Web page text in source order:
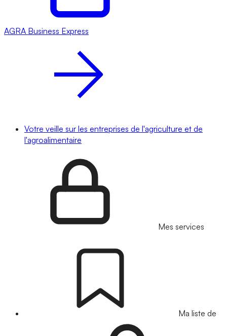
AGRA Business Express
Votre veille sur les entreprises de l'agriculture et de
l'agroalimentaire
Mes services
Ma liste de